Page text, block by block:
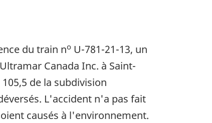
du train no U-781-21-13, un
Canada Inc. à Saint-
de la subdivision
L'accident n'a pas fait
causés à l'environnement.